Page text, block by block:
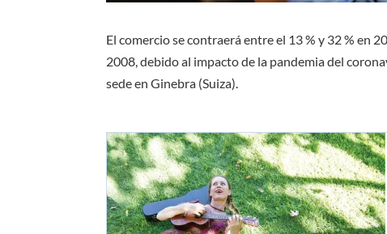
El comercio se contraerá entre el 13 % y 32 % en
2008, debido al impacto de la pandemia del
sede en Ginebra (Suiza).